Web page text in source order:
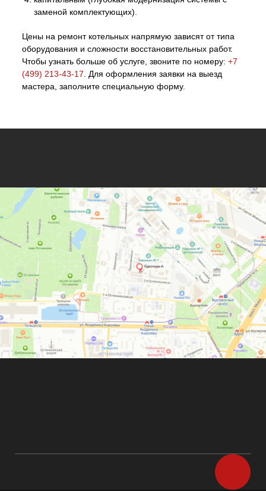
заменой комплектующих).
Цены на ремонт котельных напрямую зависят от типа
оборудования и сложности восстановительных работ.
Чтобы узнать больше об услуге, звоните по номеру: +7
(499) 213-43-17 . Для оформления заявки на выезд
мастера, заполните специальную форму.